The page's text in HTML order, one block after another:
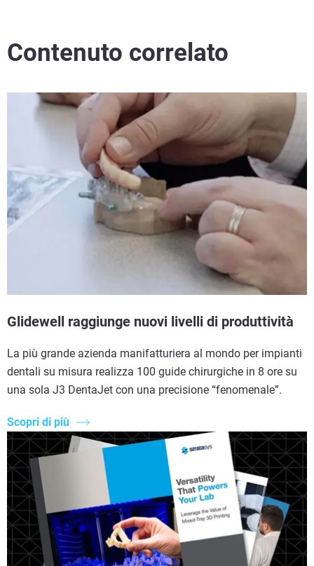
Per saperne di più
Contenuto correlato
Glidewell raggiunge nuovi livelli di produttività​
La più grande azienda manifatturiera al mondo per impianti
dentali su misura realizza 100 guide chirurgiche in 8 ore su
una sola J3 DentaJet con una precisione “fenomenale”.
Scopri di più